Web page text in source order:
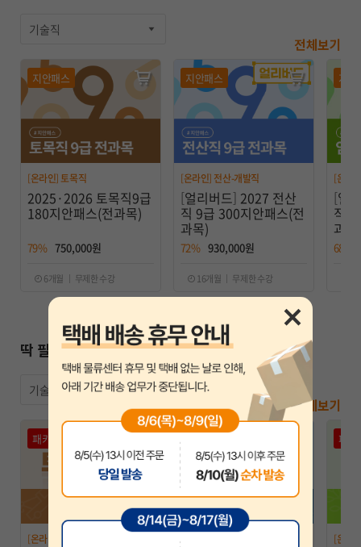
기술직
전체보기
지안패스
[온라인] 토목직
2025·2026 토목직9급
180지안패스(전과목)
79% 750,000원
6개월 ｜ 무제한 수강
지안패스
[온라인] 전산-개발직
[얼리버드] 2027 전산
직 9급 300지안패스(전
과목)
72% 930,000원
16개월 ｜ 무제한 수강
지안
[온라
[얼
직 9
과목)
68%
딱 필요한 과목만 담긴 특별 패키지
기술직
전체보기
패키지
[온라인] 토목직
패키지
[온라인] 전산직
패키
[온라